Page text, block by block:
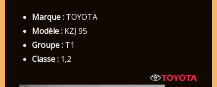
Marque :TOYOTA
Modèle :KZJ 95
Groupe :T1
Classe :1,2